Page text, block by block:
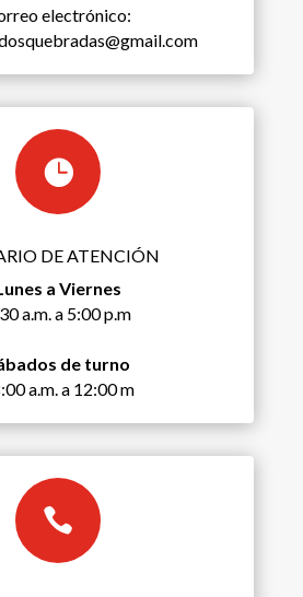
electrónico:

DE ATENCIÓN
a Viernes
a.m. a 5:00 p.m
de turno
a.m. a 12:00 m
